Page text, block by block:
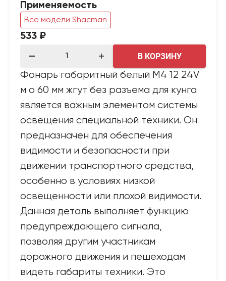
Применяемость
Все модели Shacman
533 ₽
В КОРЗИНУ
Фонарь габаритный белый М4 12 24V
м о 60 мм жгут без разъема для кунга
является важным элементом системы
освещения специальной техники. Он
предназначен для обеспечения
видимости и безопасности при
движении транспортного средства,
особенно в условиях низкой
освещенности или плохой видимости.
Данная деталь выполняет функцию
предупреждающего сигнала,
позволяя другим участникам
дорожного движения и пешеходам
видеть габариты техники. Это